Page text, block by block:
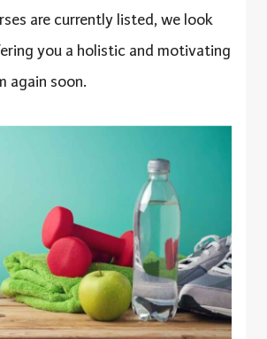
are currently listed, we look
you a holistic and motivating
again soon.